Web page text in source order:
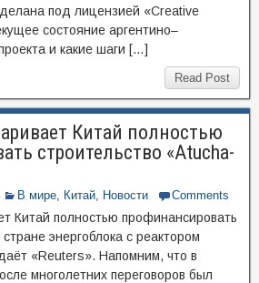
под лицензией «Creative
состояние аргентино–
и какие шаги […]
Read Post
Китай полностью
строительство «Atucha-
В мире, Китай, Новости Comments
Китай полностью профинансировать
энергоблока с реактором
«Reuters». Напомним, что в
многолетних переговоров был